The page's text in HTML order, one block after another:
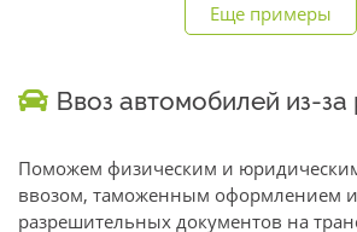
Еще примеры
Ввоз автомобилей из-
Поможем физическим и
ввозом, таможенным оформлением
разрешительных документов на